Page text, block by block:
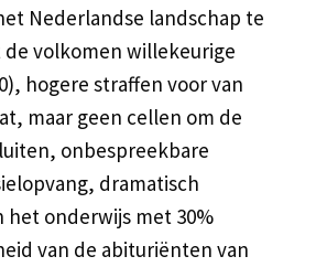
Nederlandse landschap te
volkomen willekeurige
hogere straffen voor van
maar geen cellen om de
onbespreekbare
dramatisch
het onderwijs met 30%
van de abituriënten van